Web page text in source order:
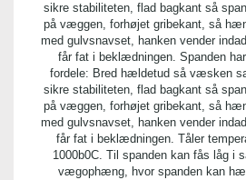
sikre stabiliteten, flad bagkant så
på væggen, forhøjet gribekant, så
med gulvsnavset, hanken vender
får fat i beklædningen. Spanden
fordele: Bred hældetud så væsken
sikre stabiliteten, flad bagkant så
på væggen, forhøjet gribekant, så
med gulvsnavset, hanken vender
får fat i beklædningen. Tåler
1000b0C. Til spanden kan fås låg i
vægophæng, hvor spanden kan